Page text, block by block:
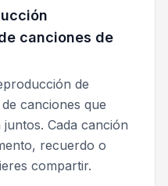
canciones de
de
de canciones que
Cada canción
recuerdo o
compartir.